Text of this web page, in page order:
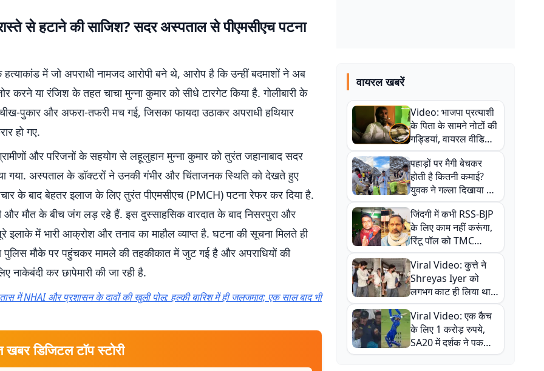
से हटाने की साजिश? सदर अस्पताल से पीएमसीएच पटना
में जो अपराधी नामजद आरोपी बने थे, आरोप है कि उन्हीं बदमाशों ने अब
करने या रंजिश के तहत चाचा मुन्ना कुमार को सीधे टारगेट किया है. गोलीबारी के
पुकार और अफरा-तफरी मच गई, जिसका फायदा उठाकर अपराधी हथियार
हो गए.
और परिजनों के सहयोग से लहूलुहान मुन्ना कुमार को तुरंत जहानाबाद सदर
गया. अस्पताल के डॉक्टरों ने उनकी गंभीर और चिंताजनक स्थिति को देखते हुए
के बाद बेहतर इलाज के लिए तुरंत पीएमसीएच (PMCH) पटना रेफर कर दिया है.
और मौत के बीच जंग लड़ रहे हैं. इस दुस्साहसिक वारदात के बाद निसरपुरा और
में भारी आक्रोश और तनाव का माहौल व्याप्त है. घटना की सूचना मिलते ही
पुलिस मौके पर पहुंचकर मामले की तहकीकात में जुट गई है और अपराधियों की
नाकेबंदी कर छापेमारी की जा रही है.
में NHAI और प्रशासन के दावों की खुली पोल: हल्की बारिश में ही जलजमाव; एक साल बाद भी
खबर डिजिटल टॉप स्टोरी
वायरल खबरें
Video: भाजपा प्रत्याशी
के पिता के सामने नोटों की
गड्डियां, वायरल वीडियो
से राजनीति में उबाल,
अजित महतो बोले- TMC
की गंदी चाल
पहाड़ों पर मैगी बेचकर
होती है कितनी कमाई?
युवक ने गल्ला दिखाया तो
नौकरी वालों के खड़े हो गए
कान
जिंदगी में कभी RSS-BJP
के लिए काम नहीं करूंगा,
रिंटू पॉल को TMC
ऑफिस में ले जाकर पीटा,
Video वायरल
Viral Video: कुत्ते ने
Shreyas Iyer को
लगभग काट ही लिया था,
न्यूजीलैंड सीरीज से पहले
बाल-बाल बचे
Viral Video: एक कैच
के लिए 1 करोड़ रुपये,
SA20 में दर्शक ने पकड़ा
एक हाथ से गजब का कैच